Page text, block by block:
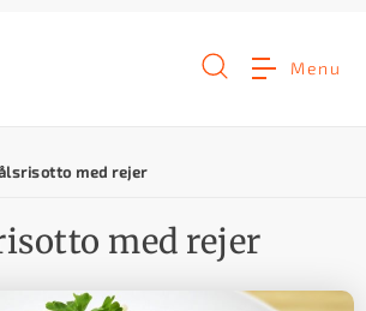
Menu
med rejer
med rejer